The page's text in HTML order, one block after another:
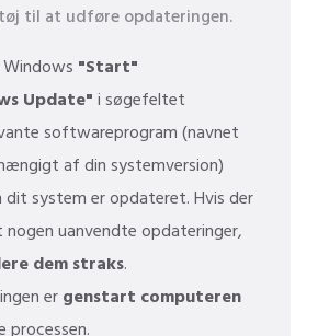
til at udføre opdateringen.
"Start"
Update"i søgefeltet
softwareprogram (navnet
af din systemversion)
dit system er opdateret. Hvis der
nogen uanvendte opdateringer,
dem straks.
ergenstart computeren